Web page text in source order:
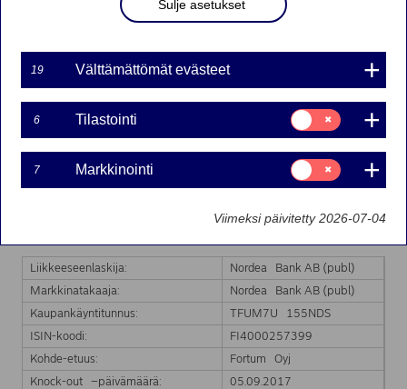
155NDS ON PÄÄTTYNYT
05-09-2017 11:39
Nordea Bank Ab (publ):n liikkeeseenlaskeman Turbo-
hinnan saavutettua Turbo-warrantin knock-out tason.
Markkinatakauksen päättyminen koskee seuraavaa
Liikkeeseenlaskija:
Nordea Bank AB (publ)
Markkinatakaaja:
Nordea Bank AB (publ)
Kaupankäyntitunnus:
TFUM7U 155NDS
ISIN-koodi:
FI4000257399
Kohde-etuus:
Fortum Oyj
Knock-out –päivämäärä:
05.09.2017
Sulje asetukset
19 Välttämättömät evästeet
6 Tilastointi
Suostumusvalinta:
Tilastointi
7 Markkinointi
Suostumusvalinta:
Markkinointi
Viimeksi päivitetty 2026-07-04